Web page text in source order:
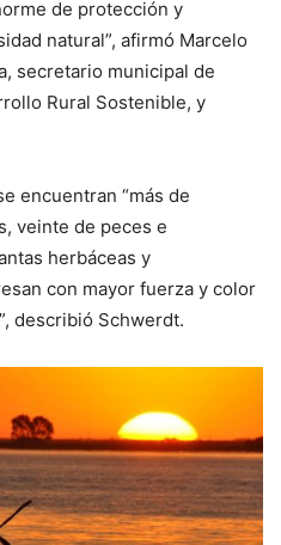
de protección y
natural”, afirmó Marcelo
secretario municipal de
Rural Sostenible, y
encuentran “más de
veinte de peces e
herbáceas y
con mayor fuerza y color
describió Schwerdt.